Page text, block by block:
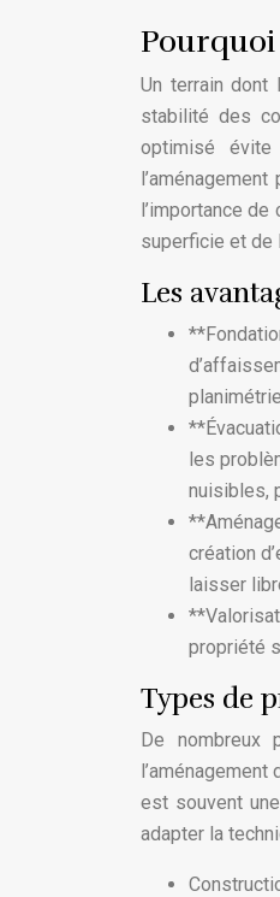
Un terrain dont
stabilité des
optimisé évite
l’importance
superficie et de
Les
les
nuisibles,
création
laisser
propriété
Types de
De nombreux
l’aménagement
est souvent
adapter la